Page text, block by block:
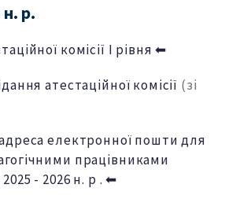
р.
комісії І рівня ⬅
атестаційної комісії (зі
електронної пошти для
працівниками
- 2026 н. р . ⬅